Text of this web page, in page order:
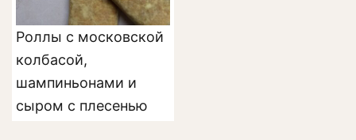
Роллы с московской
колбасой,
шампиньонами и
сыром с плесенью